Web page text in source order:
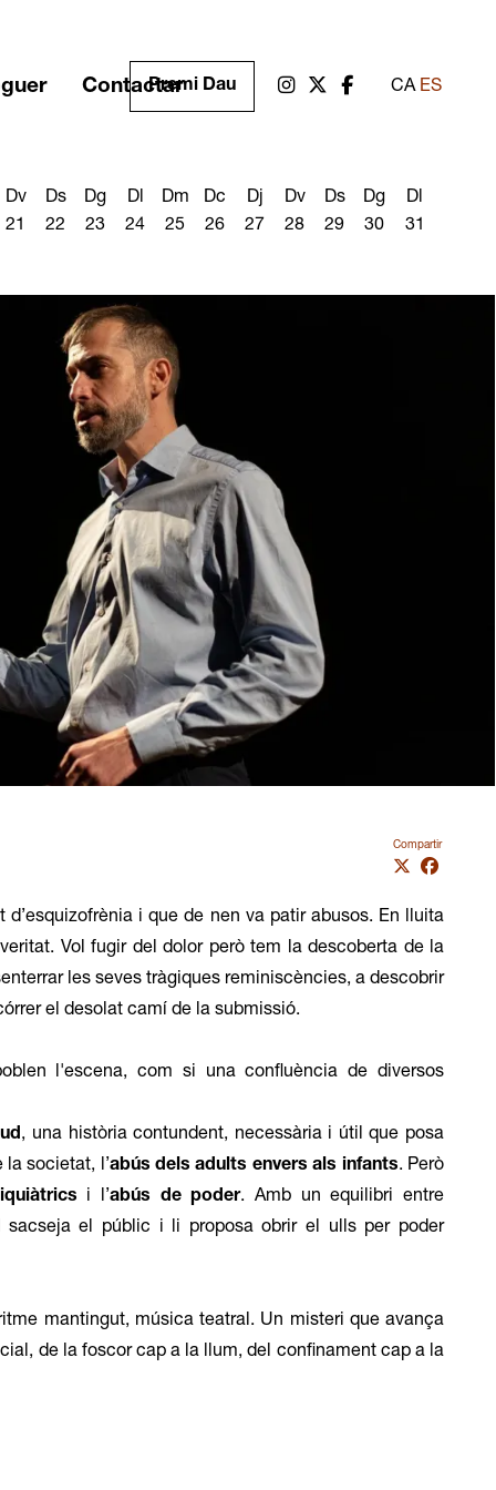
CA ES
Link a instagram
Link a twitter
Link a facebook
Premi Dau
Contactar
Dv
21
Ds
22
Dg
23
Dl
24
Dm
25
Dc
26
Dj
27
Dv
28
Ds
29
Dg
30
Dl
31
Compartir
i que de nen va patir abusos. En lluita
Vol fugir del dolor però tem la descoberta de la
les seves tràgiques reminiscències, a descobrir
el desolat camí de la submissió.
l'escena, com si una confluència de diversos
, una història contundent, necessària i útil que posa
societat, l’abús dels adults envers als infants. Però
i l’abús de poder. Amb un equilibri entre
sacseja el públic i li proposa obrir el ulls per poder
mantingut, música teatral. Un misteri que avança
de la foscor cap a la llum, del confinament cap a la